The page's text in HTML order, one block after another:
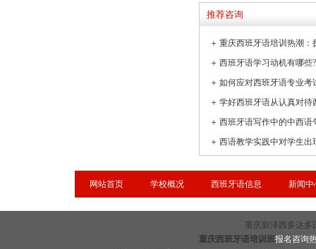
推荐咨询
＋
＋
＋ 如何应对西班牙语专业考
＋ 学好西班牙语从认真对待
＋ 西班牙语写作中的中西语
＋
网站首页 学校概况 西班牙语信息 新闻中
重庆新泽西多达多
重庆西班牙语培训班报名咨询